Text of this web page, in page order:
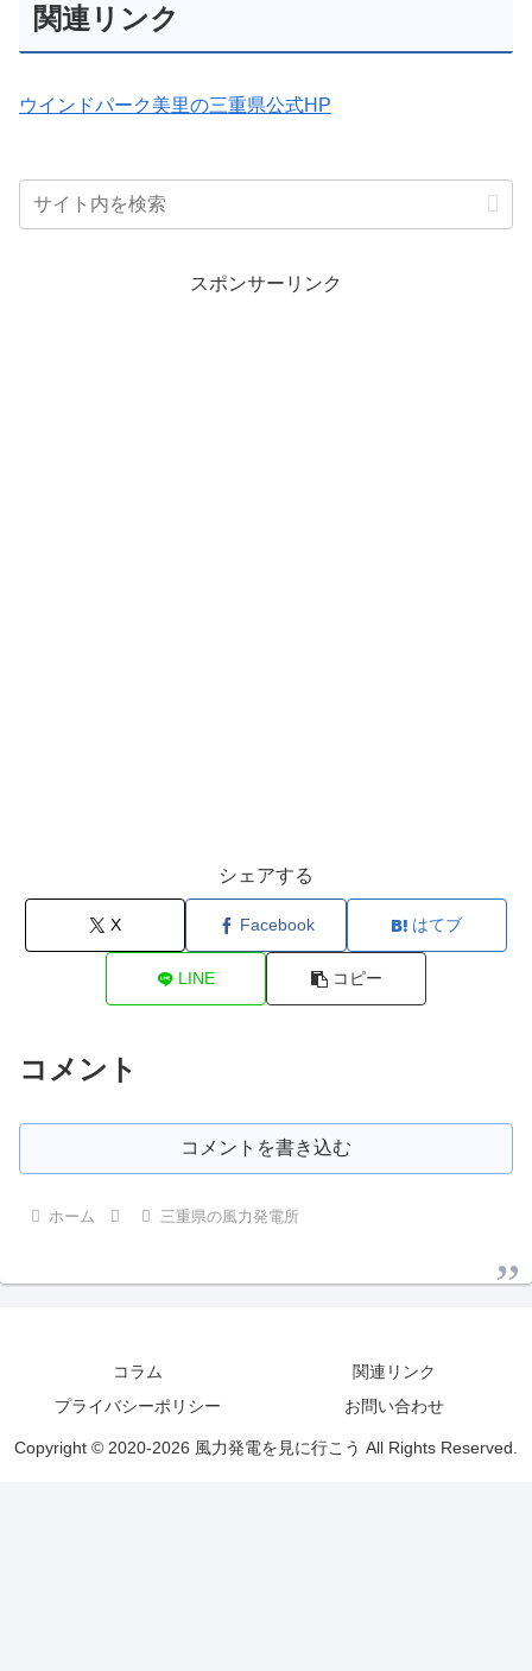
関連リンク
ウインドパーク美里の三重県公式HP
スポンサーリンク
シェアする
X Facebook はてブ
LINE コピー
コメント
コメントを書き込む
ホーム 三重県の風力発電所
コラム
関連リンク
プライバシーポリシー
お問い合わせ
Copyright © 2020-2026 風力発電を見に行こう All Rights Reserved.